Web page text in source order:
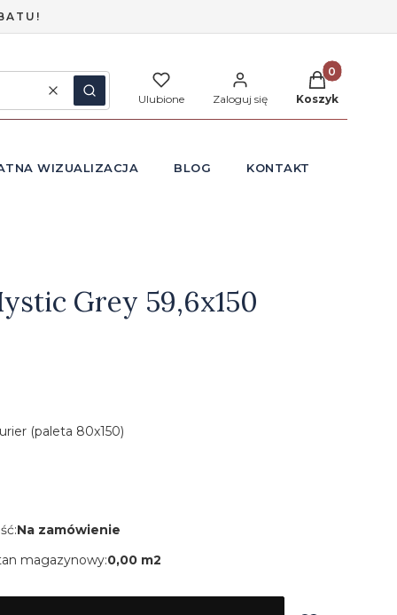
WyczyśćSzukaj Ulubione Zaloguj się
Produkty w
Koszyk
WIZUALIZACJA BLOG KONTAKT
Grey 59,6x150
(paleta 80x150)
Na zamówienie
magazynowy:0,00 m2